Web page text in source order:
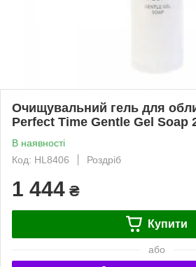
Очищувальний гель для
Perfect Time Gentle Gel Soap
В наявності
Код: HL8406
Роздріб
1 444 ₴
Купити
або